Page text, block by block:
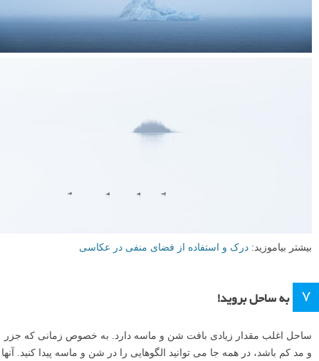
بیشتر بیاموزید: درک و استفاده از فضای منفی در عکاسی
۷ به ساحل بروید!
ساحل اغلب مقدار زیادی بافت شن و ماسه دارد. به خصوص زمانی که جزر
و مد کم باشد، در همه جا می توانید الگوهایی را در شن و ماسه پیدا کنید. آنها